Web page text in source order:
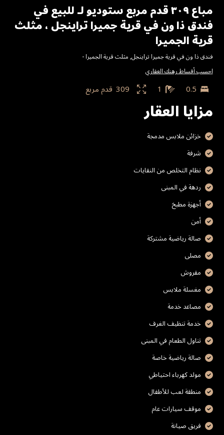
مباع ٣٠٩ قدم مربع ستوديو لـ للبيع في
فندق ذا ون في قرية جميرا تراينجل ، مثلث
قرية الجميرا
فندق ذا ون في قرية جميرا تراينجل,مثلث قرية الجميرا-
احسب أقساط رهنك العقاري
0.5
1
309 قدم مربع
مزايا العقار
خزائن ملابس مدمجة
شرفة
نظام التخلص من النفايات
ردهة في المبنى
أجهزة مطبخ
أمن
صالة رياضية مشتركة
مصلى
مفروش
مغسلة ملابس
مصاعد خدمة
خدمة تنظيف الغرف
تناول الطعام في المبنى
صالة رياضية خاصة
مولد كهرباء احتياطي
منطقة لعب للأطفال
موقف سيارات عام
فريق صيانة